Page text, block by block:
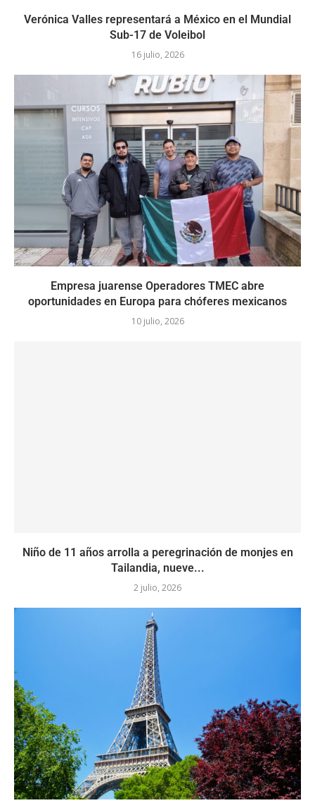
Verónica Valles representará a México en el Mundial
Sub-17 de Voleibol
16 julio, 2026
Empresa juarense Operadores TMEC abre
oportunidades en Europa para chóferes mexicanos
10 julio, 2026
Niño de 11 años arrolla a peregrinación de monjes en
Tailandia, nueve...
2 julio, 2026